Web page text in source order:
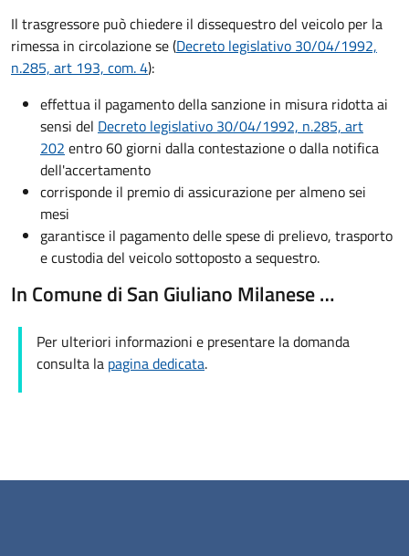
Il trasgressore può chiedere il dissequestro del veicolo per la
rimessa in circolazione se (Decreto legislativo 30/04/1992,
n.285, art 193, com. 4):
effettua il pagamento della sanzione in misura ridotta ai
sensi del Decreto legislativo 30/04/1992, n.285, art
202 entro 60 giorni dalla contestazione o dalla notifica
dell'accertamento
corrisponde il premio di assicurazione per almeno sei
mesi
garantisce il pagamento delle spese di prelievo, trasporto
e custodia del veicolo sottoposto a sequestro.
In Comune di San Giuliano Milanese …
Per ulteriori informazioni e presentare la domanda
consulta la pagina dedicata.